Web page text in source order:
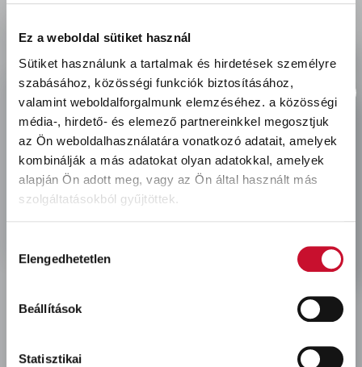
Ez a weboldal sütiket használ
Sütiket használunk a tartalmak és hirdetések személyre
szabásához, közösségi funkciók biztosításához,
valamint weboldalforgalmunk elemzéséhez. a közösségi
média-, hirdető- és elemező partnereinkkel megosztjuk
az Ön weboldalhasználatára vonatkozó adatait, amelyek
kombinálják a más adatokat olyan adatokkal, amelyek
alapján Ön adott meg, vagy az Ön által használt más
szolgáltatásokból gyűjtöttek.
kiválasztása
Elengedhetetlen
Beállítások
Statisztikai
location3527 Miskolc, Fonoda u. 11-13.
clock
mobile +36-30-605-8912
mailkapcsolat@kolorfull.hu